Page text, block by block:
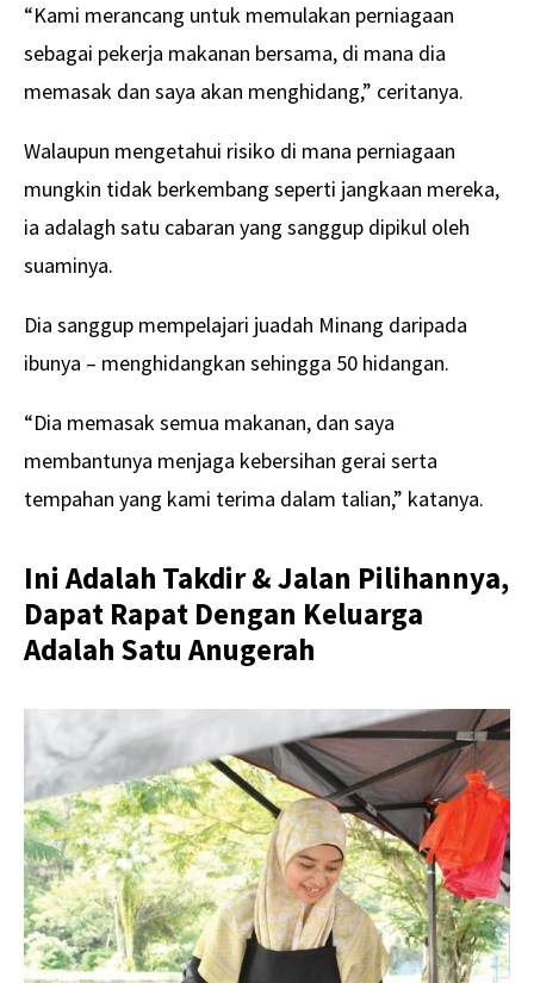
“Kami merancang untuk memulakan perniagaan
sebagai pekerja makanan bersama, di mana dia
memasak dan saya akan menghidang,” ceritanya.
Walaupun mengetahui risiko di mana perniagaan
mungkin tidak berkembang seperti jangkaan mereka,
ia adalagh satu cabaran yang sanggup dipikul oleh
suaminya.
Dia sanggup mempelajari juadah Minang daripada
ibunya – menghidangkan sehingga 50 hidangan.
“Dia memasak semua makanan, dan saya
membantunya menjaga kebersihan gerai serta
tempahan yang kami terima dalam talian,” katanya.
Ini Adalah Takdir & Jalan Pilihannya,
Dapat Rapat Dengan Keluarga
Adalah Satu Anugerah